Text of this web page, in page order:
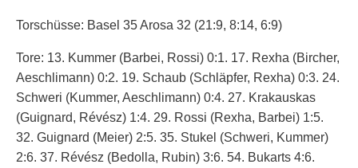
Torschüsse: Basel 35 Arosa 32 (21:9, 8:14, 6:9)
Tore: 13. Kummer (Barbei, Rossi) 0:1. 17. Rexha (Bircher,
Aeschlimann) 0:2. 19. Schaub (Schläpfer, Rexha) 0:3. 24.
Schweri (Kummer, Aeschlimann) 0:4. 27. Krakauskas
(Guignard, Révész) 1:4. 29. Rossi (Rexha, Barbei) 1:5.
32. Guignard (Meier) 2:5. 35. Stukel (Schweri, Kummer)
2:6. 37. Révész (Bedolla, Rubin) 3:6. 54. Bukarts 4:6.